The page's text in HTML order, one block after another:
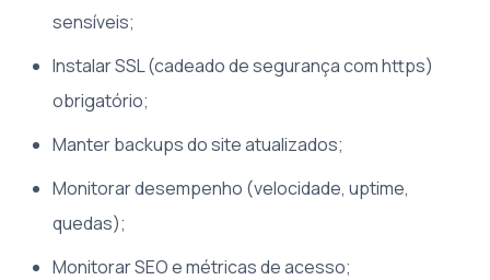
sensíveis;
Instalar SSL (cadeado de segurança com https)
obrigatório;
Manter backups do site atualizados;
Monitorar desempenho (velocidade, uptime,
quedas);
Monitorar SEO e métricas de acesso;